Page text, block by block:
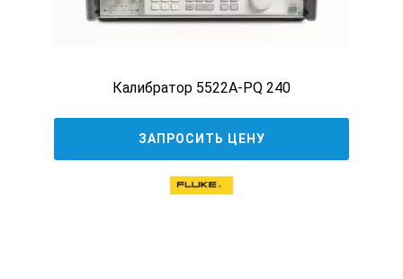
Калибратор 5522A-PQ 240
ЗАПРОСИТЬ ЦЕНУ